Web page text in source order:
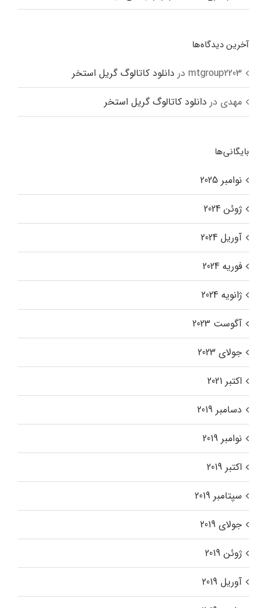
آخرین دیدگاه‌ها
mtgroup2203 در دانلود کاتالوگ گریل استخر
مهدی در دانلود کاتالوگ گریل استخر
بایگانی‌ها
نوامبر 2025
ژوئن 2024
آوریل 2024
فوریه 2024
ژانویه 2024
آگوست 2023
جولای 2023
اکتبر 2021
دسامبر 2019
نوامبر 2019
اکتبر 2019
سپتامبر 2019
جولای 2019
ژوئن 2019
آوریل 2019